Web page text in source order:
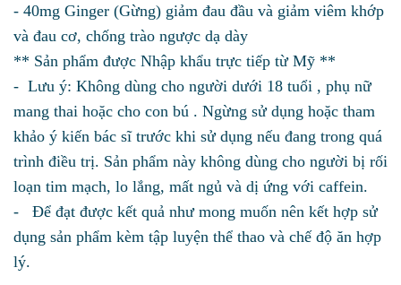
- 40mg Ginger (Gừng) giảm đau đầu và giảm viêm khớp
và đau cơ, chống trào ngược dạ dày
** Sản phẩm được Nhập khẩu trực tiếp từ Mỹ **
- Lưu ý: Không dùng cho người dưới 18 tuổi , phụ nữ
mang thai hoặc cho con bú . Ngừng sử dụng hoặc tham
khảo ý kiến bác sĩ trước khi sử dụng nếu đang trong quá
trình điều trị. Sản phẩm này không dùng cho người bị rối
loạn tim mạch, lo lắng, mất ngủ và dị ứng với caffein.
-
Để đạt được kết quả như mong muốn nên kết hợp sử
dụng sản phẩm kèm tập luyện thể thao và chế độ ăn hợp
lý.